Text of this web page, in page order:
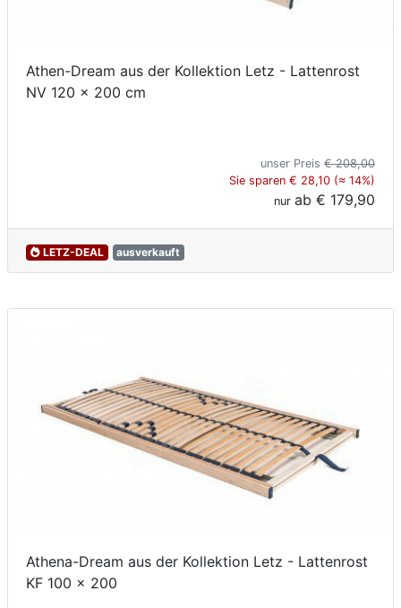
Athen-Dream aus der Kollektion Letz - Lattenrost
NV 120 x 200 cm
unser Preis € 208,00
Sie sparen € 28,10 (≈ 14%)
nur ab € 179,90
LETZ-DEAL ausverkauft
Athena-Dream aus der Kollektion Letz - Lattenrost
KF 100 x 200